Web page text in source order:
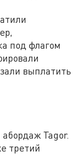
под флагом
выплатить
Tagor.
третий